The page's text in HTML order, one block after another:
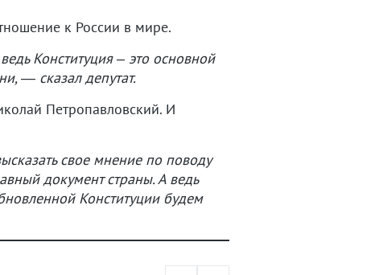
к России в мире.
Конституция – это основной
— сказал депутат.
Петропавловский. И
свое мнение по поводу
документ страны. А ведь
Конституции будем